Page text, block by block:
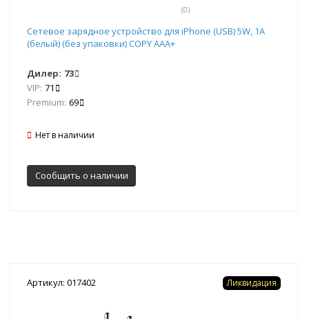
(0)
Сетевое зарядное устройство для iPhone (USB) 5W, 1A
(белый) (без упаковки) COPY AAA+
Дилер: 73
VIP: 71
Premium: 69
Нет в наличии
Сообщить о наличии
Артикул: 017402 Ликвидация